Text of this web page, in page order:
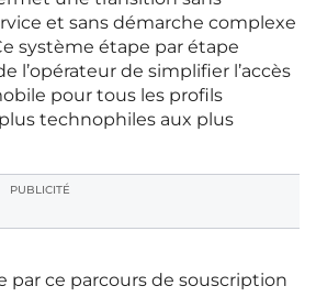
et sans démarche complexe
système étape par étape
l’opérateur de simplifier l’accès
pour tous les profils
technophiles aux plus
PUBLICITÉ
par ce parcours de souscription